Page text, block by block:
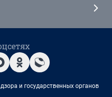
и государственных органов